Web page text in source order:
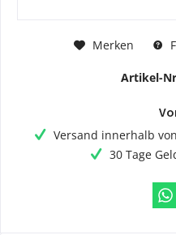
Merken
Artikel-
Versand innerhalb
30 Tage